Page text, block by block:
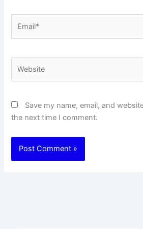
Save my name, email, and
the next time I comment.